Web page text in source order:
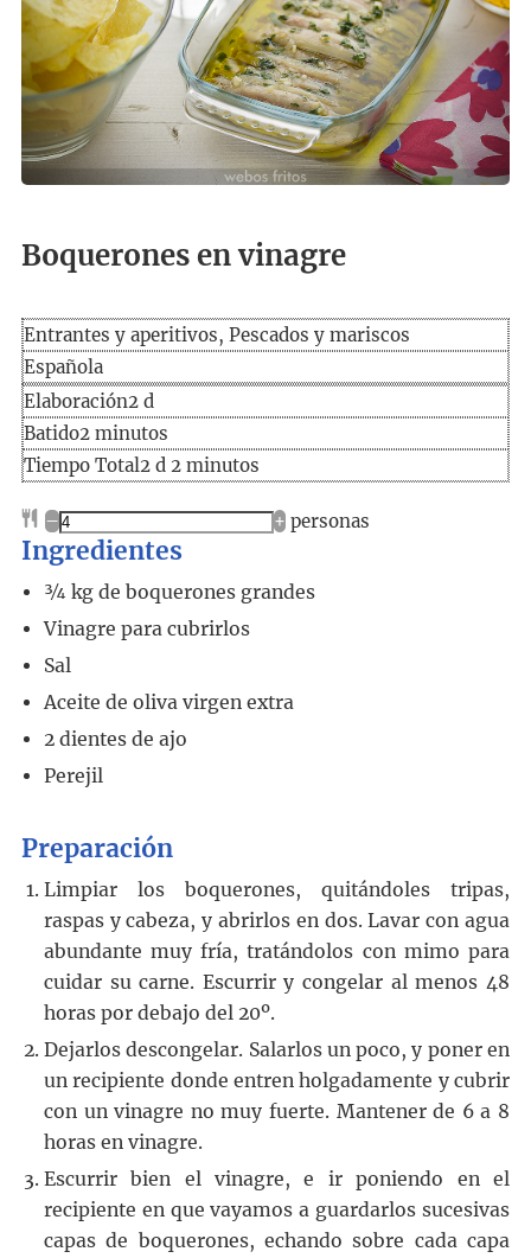
Boquerones en vinagre
Entrantes y aperitivos, Pescados y mariscos
Española
Elaboración
Elaboración2días
d
Batido2minutos
minutos
Tiempo
Tiempo Total2días
d 2minutos
minutos
– + personas
Ingredientes
¾ kg de boquerones grandes
Vinagre para cubrirlos
Sal
Aceite de oliva virgen extra
2 dientes de ajo
Perejil
Preparación
Limpiar los boquerones, quitándoles tripas,
raspas y cabeza, y abrirlos en dos. Lavar con agua
abundante muy fría, tratándolos con mimo para
cuidar su carne. Escurrir y congelar al menos 48
horas por debajo del 20º.
Dejarlos descongelar. Salarlos un poco, y poner en
un recipiente donde entren holgadamente y cubrir
con un vinagre no muy fuerte. Mantener de 6 a 8
horas en vinagre.
Escurrir bien el vinagre, e ir poniendo en el
recipiente en que vayamos a guardarlos sucesivas
capas de boquerones, echando sobre cada capa